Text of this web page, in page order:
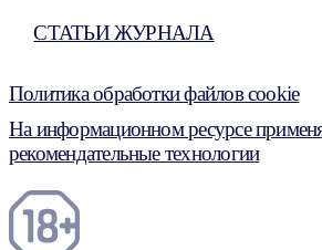
СТАТЬИ ЖУРНАЛА
Политика обработки файлов cookie
На информационном ресурсе
рекомендательные технологии